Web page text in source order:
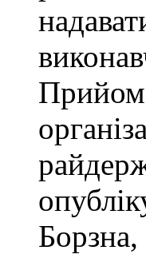
Прийом